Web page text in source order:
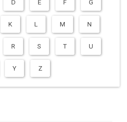
D E F G
K L M N
R S T U
Y Z